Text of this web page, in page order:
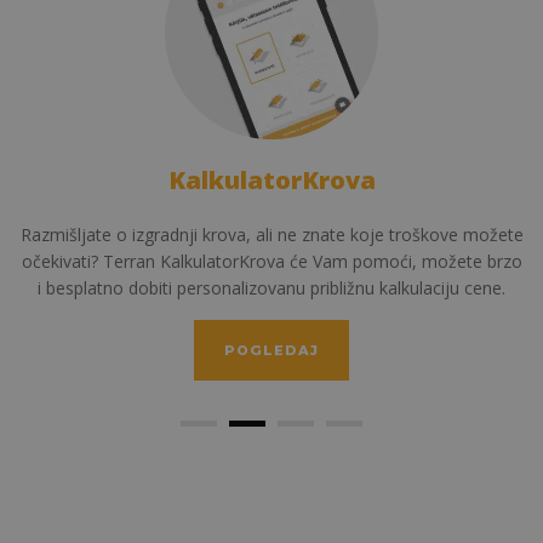
KalkulatorKrova
Razmišljate o izgradnji krova, ali ne znate koje troškove možete
očekivati? Terran KalkulatorKrova će Vam pomoći, možete brzo
i besplatno dobiti personalizovanu približnu kalkulaciju cene.
POGLEDAJ